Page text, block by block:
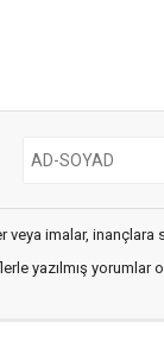
imalar, inançlara
yazılmış yorumlar